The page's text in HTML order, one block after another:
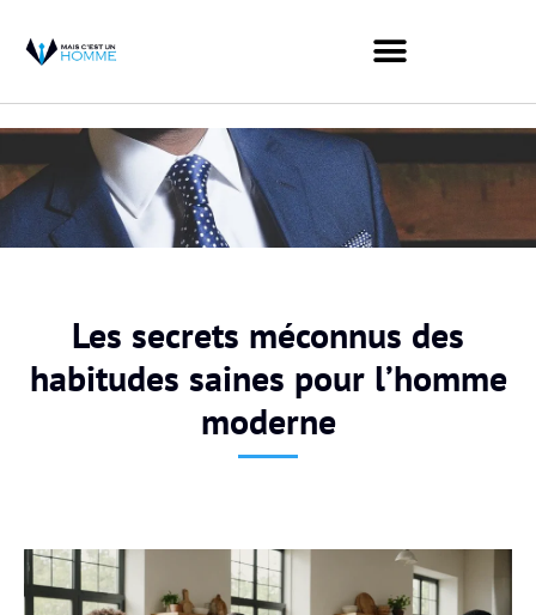
Les secrets méconnus des
habitudes saines pour l’homme
moderne